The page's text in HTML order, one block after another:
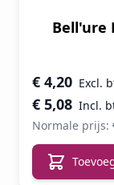
Bell'ure
Speciale prijs
€ 5,08
€ 4,20
Normale prijs: